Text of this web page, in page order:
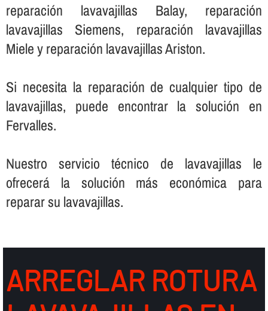
reparación lavavajillas Balay, reparación
lavavajillas Siemens, reparación lavavajillas
Miele y reparación lavavajillas Ariston.
Si necesita la reparación de cualquier tipo de
lavavajillas, puede encontrar la solución en
Fervalles.
Nuestro servicio técnico de lavavajillas le
ofrecerá la solución más económica para
reparar su lavavajillas.
ARREGLAR ROTURA